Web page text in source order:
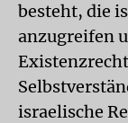
besteht, die
anzugreifen
israelische